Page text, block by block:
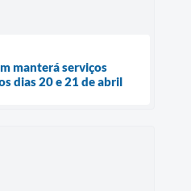
manterá serviços
dias 20 e 21 de abril